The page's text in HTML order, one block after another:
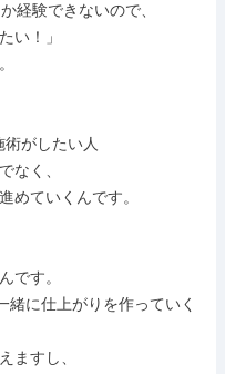
経験できないので、
い！」
がしたい人
なく、
めていくんです。
です。
緒に仕上がりを作っていく
ますし、